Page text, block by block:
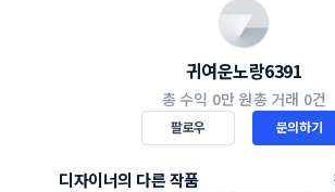
귀여운노랑6391
총 수익 0만 원총 거래 0건
팔로우 문의하기
디자이너의 다른 작품